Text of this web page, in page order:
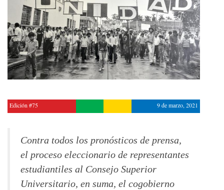
Edición #75 9 de marzo, 2021
Contra todos los pronósticos de prensa,
el proceso eleccionario de representantes
estudiantiles al Consejo Superior
Universitario, en suma, el cogobierno